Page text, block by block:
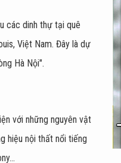
các dinh thự tại quê
Việt Nam. Đây là dự
Hà Nội".
với những nguyên vật
hiệu nội thất nổi tiếng